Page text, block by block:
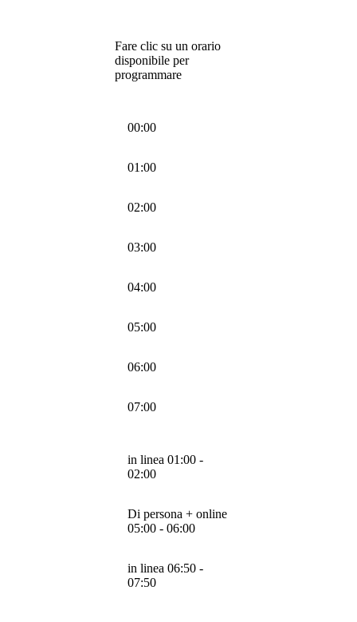
Fare clic su un orario
disponibile per
programmare
00:00
01:00
02:00
03:00
04:00
05:00
06:00
07:00
in linea 01:00 -
02:00
Di persona + online
05:00 - 06:00
in linea 06:50 -
07:50